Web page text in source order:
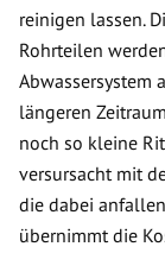
reinigen lassen.
Rohrteilen
Abwassersystem
längeren
noch so kleine
versursacht mit
die dabei
übernimmt die